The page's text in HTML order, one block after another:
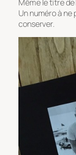
Même le titre de
Un numéro à ne
conserver.